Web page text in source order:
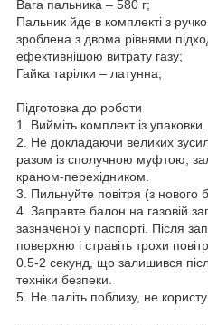
Вага пальника – 580 г;
Пальник йде в комплекті з
зроблена з двома рівнями
ефективнішою витрату газу;
Гайка тарілки – латунна;
Підготовка до роботи
1. Вийміть комплект із упаковки.
2. Не докладаючи великих
разом із сполучною муфтою,
краном-перехідником.
3. Пильнуйте повітря (з нового
4. Заправте балон на газовій
зазначеної у паспорті. Після
поверхню і стравіть трохи
0.5-2 секунд, що залишився
техніки безпеки.
5. Не паліть поблизу, не